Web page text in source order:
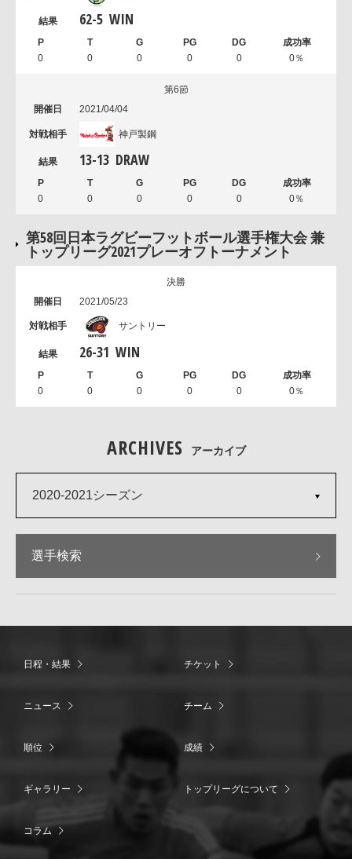
62-5 WIN
0 0 0 0 0 0％
第6節
2021/04/04
神戸製鋼
13-13 DRAW
0 0 0 0 0 0％
第58回日本ラグビーフットボール選手権大会 兼
トップリーグ2021プレーオフトーナメント
決勝
2021/05/23
サントリー
26-31 WIN
0 0 0 0 0 0％
ARCHIVES アーカイブ
2020-2021シーズン
選手検索
日程・結果 チケット
ニュース チーム
順位 成績
ギャラリー トップリーグについて
コラム